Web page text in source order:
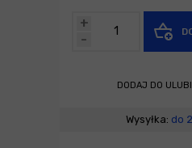
-
+
DODAJ DO
Wysyłka: do